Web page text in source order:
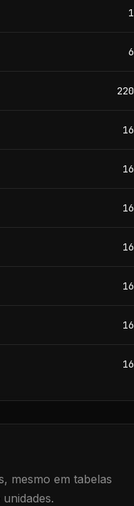
1
6
220
16
16
16
16
16
16
16
mesmo em tabelas